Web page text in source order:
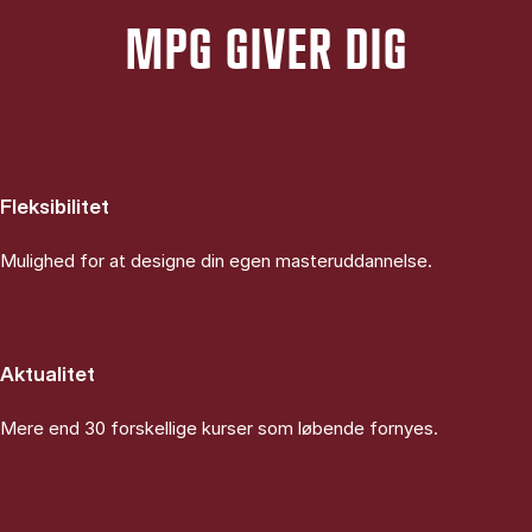
MPG GIVER DIG
Fleksibilitet
Mulighed for at designe din egen masteruddannelse.
Aktualitet
Mere end 30 forskellige kurser som løbende fornyes.